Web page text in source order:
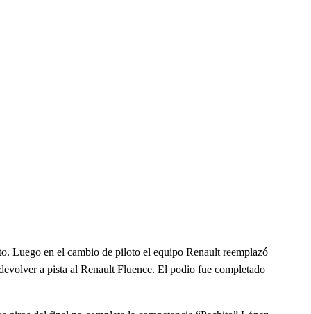
Luego en el cambio de piloto el equipo Renault reemplazó
a pista al Renault Fluence. El podio fue completado